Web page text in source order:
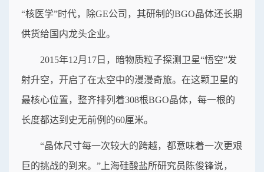
“核医学”时代，除GE公司，其研制的BGO晶体还长期
供货给国内龙头企业。
2015年12月17日，暗物质粒子探测卫星“悟空”发
射升空，开启了在太空中的漫漫奇旅。在这颗卫星的
最核心位置，整齐排列着308根BGO晶体，每一根的
长度都达到史无前例的60厘米。
“晶体尺寸每一次较大的跨越，都意味着一次更艰
巨的挑战的到来。”上海硅酸盐所研究员陈俊锋说，